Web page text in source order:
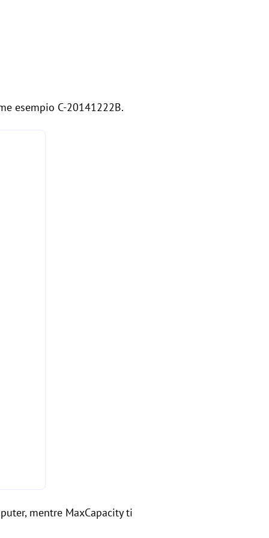
esempio C-20141222B.
mentre MaxCapacity ti